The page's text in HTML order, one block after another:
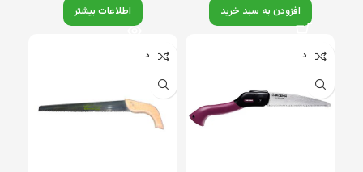
افزودن به سبد خرید اطلاعات بیشتر
ناموجود ناموجود